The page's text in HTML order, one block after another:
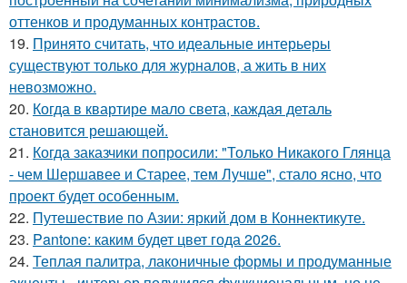
оттенков и продуманных контрастов.
19. Принято считать, что идеальные интерьеры
существуют только для журналов, а жить в них
невозможно.
20. Когда в квартире мало света, каждая деталь
становится решающей.
21. Когда заказчики попросили: "Только Никакого Глянца
- чем Шершавее и Старее, тем Лучше", стало ясно, что
проект будет особенным.
22. Путешествие по Азии: яркий дом в Коннектикуте.
23. Pantone: каким будет цвет года 2026.
24. Теплая палитра, лаконичные формы и продуманные